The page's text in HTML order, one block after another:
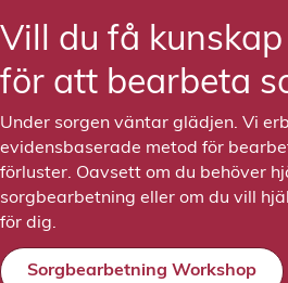
Vill du få
för att bearbeta
Under sorgen väntar glädjen. Vi
evidensbaserade metod för
förluster. Oavsett om du behöver
sorgbearbetning eller om du vill
för dig.
Sorgbearbetning Workshop